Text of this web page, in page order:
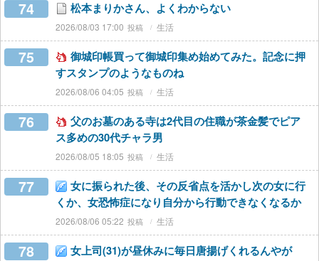
74 松本まりかさん、よくわからない
2026/08/03 17:00 生活
75
御城印帳買って御城印集め始めてみた。記念に押
すスタンプのようなものね
2026/08/06 04:05 生活
76
父のお墓のある寺は2代目の住職が茶金髪でピア
ス多めの30代チャラ男
2026/08/05 18:05 生活
77
女に振られた後、その反省点を活かし次の女に行
くか、女恐怖症になり自分から行動できなくなるか
2026/08/06 05:22 生活
78 女上司(31)が昼休みに毎日唐揚げくれるんやが